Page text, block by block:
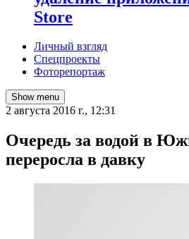
Store
Личный взгляд
Спецпроекты
Фоторепортаж
Show menu
2 августа 2016 г., 12:31
Очередь за водой в
переросла в давку